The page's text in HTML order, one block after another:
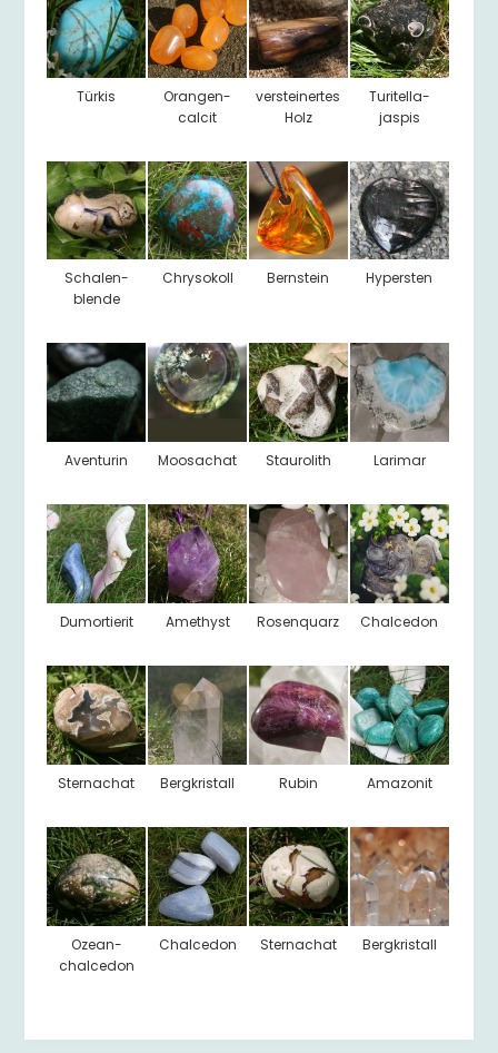
Türkis
Orangen-
calcit
versteinertes
Holz
Turitella-
jaspis
Schalen-
blende
Chrysokoll Bernstein Hypersten
Aventurin Moosachat Staurolith Larimar
Dumortierit Amethyst Rosenquarz Chalcedon
Sternachat Bergkristall Rubin Amazonit
Ozean-
chalcedon
Chalcedon Sternachat Bergkristall